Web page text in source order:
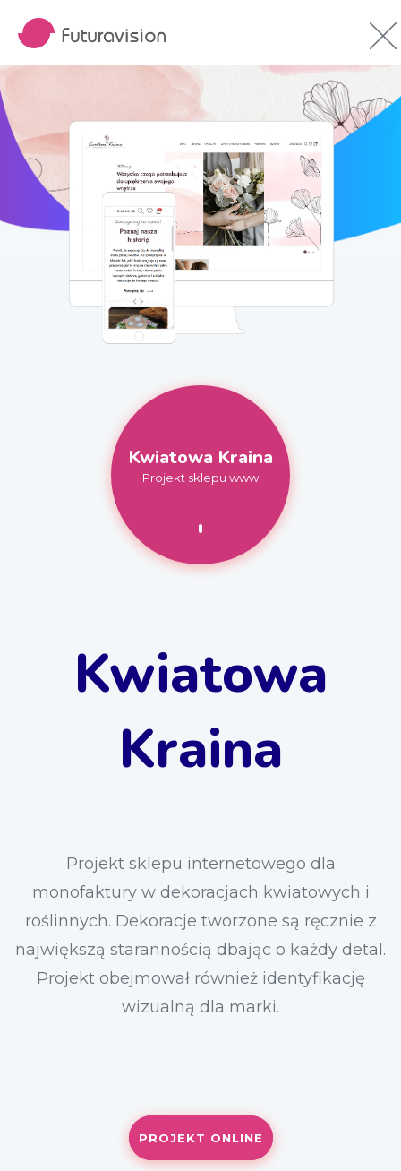
Kwiatowa Kraina
Projekt sklepu www
Kwiatowa
Kraina
Projekt sklepu internetowego dla
monofaktury w dekoracjach kwiatowych i
roślinnych. Dekoracje tworzone są ręcznie z
największą starannością dbając o każdy detal.
Projekt obejmował również identyfikację
wizualną dla marki.
PROJEKT ONLINE